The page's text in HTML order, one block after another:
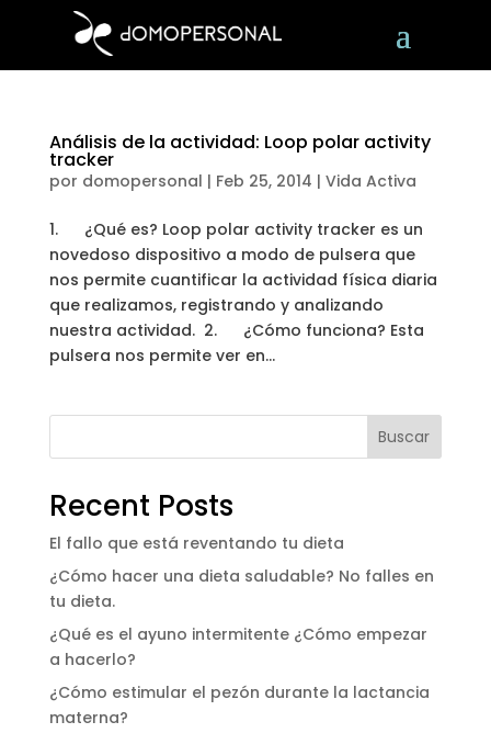
Análisis de la actividad: Loop polar activity
tracker
por domopersonal | Feb 25, 2014 | Vida Activa
1. ¿Qué es? Loop polar activity tracker es un
novedoso dispositivo a modo de pulsera que
nos permite cuantificar la actividad física diaria
que realizamos, registrando y analizando
nuestra actividad. 2. ¿Cómo funciona? Esta
pulsera nos permite ver en...
Buscar
Recent Posts
El fallo que está reventando tu dieta
¿Cómo hacer una dieta saludable? No falles en
tu dieta.
¿Qué es el ayuno intermitente ¿Cómo empezar
a hacerlo?
¿Cómo estimular el pezón durante la lactancia
materna?